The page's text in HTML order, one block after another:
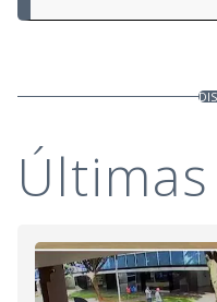
Últimas